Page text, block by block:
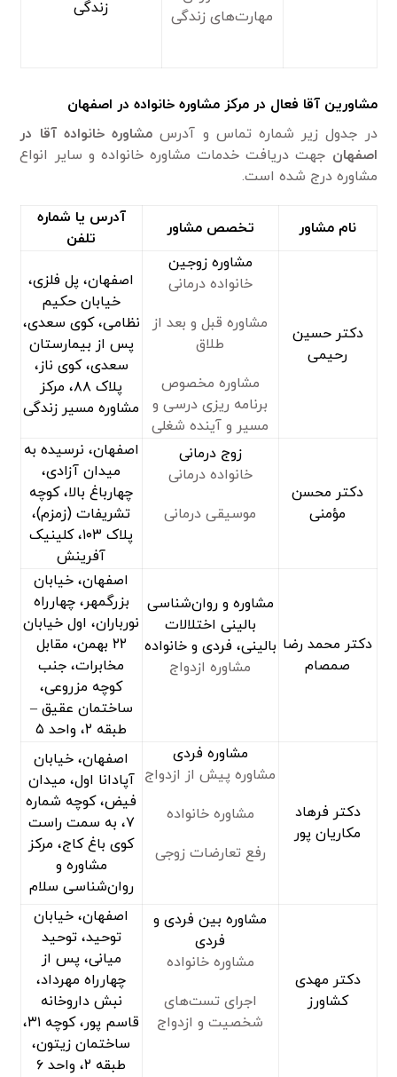
مهارت‌های زندگی
زندگی
مشاورین آقا فعال در مرکز مشاوره خانواده در اصفهان
در جدول زیر شماره تماس و آدرس مشاوره خانواده آقا در
اصفهان جهت دریافت خدمات مشاوره خانواده و سایر انواع
مشاوره درج شده است.
نام مشاور تخصص مشاور
آدرس یا شماره
تلفن
دکتر حسین
رحیمی
مشاوره زوجین
خانواده درمانی
مشاوره قبل و بعد از
طلاق
مشاوره مخصوص
برنامه ریزی درسی و
مسیر و آینده شغلی
اصفهان، پل فلزی،
خیابان حکیم
نظامی، کوی سعدی،
پس از بیمارستان
سعدی، کوی ناز،
پلاک ۸۸، مرکز
مشاوره مسیر زندگی
دکتر محسن
مؤمنی
زوج درمانی
خانواده درمانی
موسیقی درمانی
اصفهان، نرسیده به
میدان آزادی،
چهارباغ بالا، کوچه
تشریفات (زمزم)،
پلاک ۱۰۳، کلینیک
آفرینش
دکتر محمد رضا
صمصام
مشاوره و روان‌شناسی
بالینی اختلالات
بالینی، فردی و خانواده
مشاوره ازدواج
اصفهان، خیابان
بزرگمهر، چهارراه
نورباران، اول خیابان
۲۲ بهمن، مقابل
مخابرات، جنب
کوچه مزروعی،
ساختمان عقیق –
طبقه ۲، واحد ۵
دکتر فرهاد
مکاریان پور
مشاوره فردی
مشاوره پیش از ازدواج
مشاوره خانواده
رفع تعارضات زوجی
اصفهان، خیابان
آپادانا اول، میدان
فیض، کوچه شماره
۷، به سمت راست
کوی باغ کاج، مرکز
مشاوره و
روان‌شناسی سلام
دکتر مهدی
کشاورز
مشاوره بین فردی و
فردی
مشاوره خانواده
اجرای تست‌های
شخصیت و ازدواج
اصفهان، خیابان
توحید، توحید
میانی، پس از
چهارراه مهرداد،
نبش داروخانه
قاسم پور، کوچه ۳۱،
ساختمان زیتون،
طبقه ۲، واحد ۶